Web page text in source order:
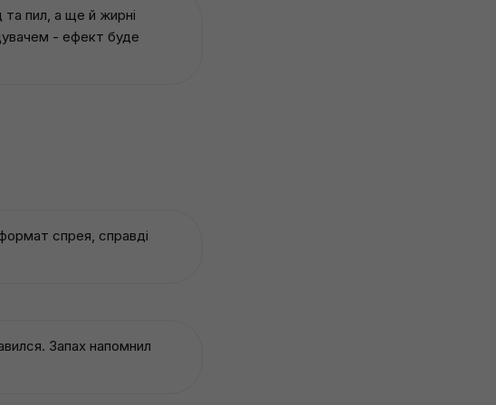
пил, а ще й жирні
- ефект буде
спрея, справді
Запах напомнил